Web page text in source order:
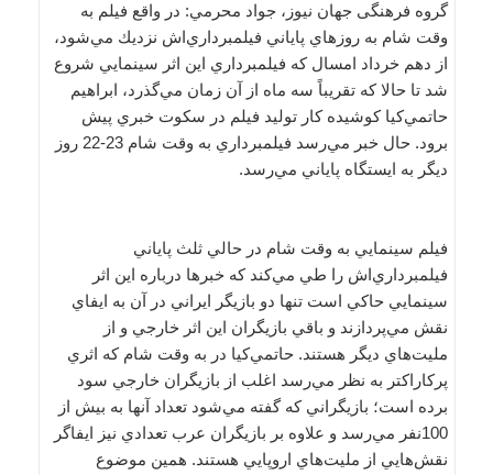
گروه فرهنگی جهان نیوز، جواد محرمي: در واقع فيلم به
وقت شام به روزهاي پاياني فيلمبرداري‌اش نزديك مي‌شود،
از دهم خرداد امسال كه فيلمبرداري اين اثر سينمايي شروع
شد تا حالا كه تقريباً سه ماه از آن زمان مي‌گذرد، ابراهيم
حاتمي‌كيا كوشيده كار توليد فيلم در سكوت خبري پيش
برود. حال خبر مي‌رسد فيلمبرداري به وقت شام 23-22 روز
ديگر به ايستگاه پاياني مي‌رسد.
فيلم سينمايي به وقت شام در حالي ثلث پاياني
فيلمبرداري‌اش را طي مي‌كند كه خبرها درباره اين اثر
سينمايي حاكي است تنها دو بازيگر ايراني در آن به ايفاي
نقش مي‌پردازند و باقي بازيگران اين اثر خارجي و از
مليت‌هاي ديگر هستند. حاتمي‌كيا در به وقت شام كه اثري
پركاراكتر به نظر مي‌رسد اغلب از بازيگران خارجي سود
برده است؛ بازيگراني كه گفته مي‌شود تعداد آنها به بيش از
100نفر مي‌رسد و علاوه بر بازيگران عرب تعدادي نيز ايفاگر
نقش‌هايي از مليت‌هاي اروپايي هستند. همين موضوع